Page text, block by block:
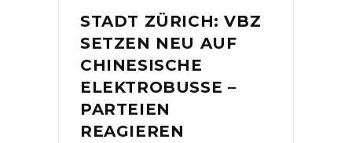
STADT ZÜRICH: VBZ
SETZEN NEU AUF
CHINESISCHE
ELEKTROBUSSE –
PARTEIEN
REAGIEREN